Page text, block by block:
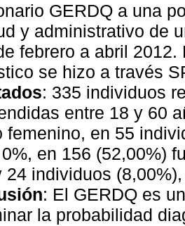
GERDQ a una
y administrativo de
febrero a abril
se hizo a través
: 335 individuos
entre 18 y 60
femenino, en 55
en 156 (52,00%)
24 individuos
: El GERDQ es
la probabilidad